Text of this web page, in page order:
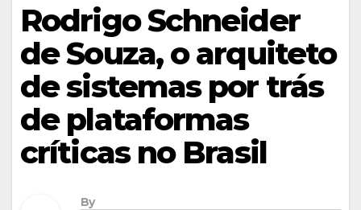
Rodrigo Schneider
de Souza, o arquiteto
de sistemas por trás
de plataformas
críticas no Brasil
By